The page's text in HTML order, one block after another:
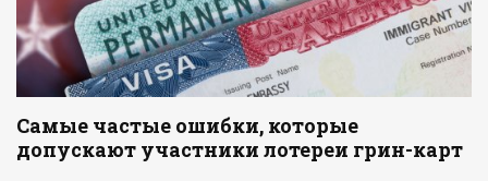
Самые частые ошибки, которые
допускают участники лотереи грин-карт